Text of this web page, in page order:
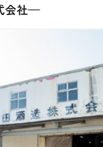
会社―